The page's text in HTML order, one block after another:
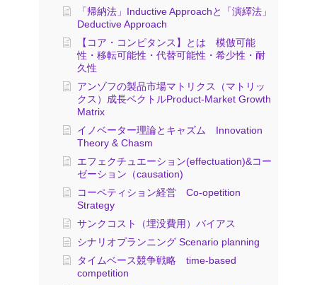
「帰納法」Inductive Approachと「演繹法」
Deductive Approach
【コア・コンピタンス】とは 模倣可能
性・移転可能性・代替可能性・希少性・耐
久性
アンゾフの製品市場マトリクス（マトリッ
クス）成長ベクトルProduct-Market Growth
Matrix
イノベーター理論とキャズム Innovation
Theory & Chasm
エフェクチュエーション(effectuation)&コー
ゼーション（causation)
コーペティション経営 Co-opetition
Strategy
サンクコスト（埋没費用）バイアス
シナリオプランニング Scenario planning
タイムベース競争戦略 time-based
competition